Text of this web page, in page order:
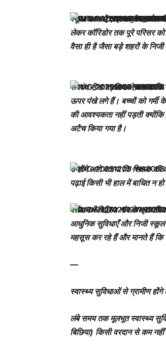
स्कूल भवन में टाइल्स और मार्बल
लेकर कॉरिडोर तक पूरे परिसर
वैसा ही है जैसा बड़े शहरों के
सरपंच रीना गड़तिया ने बताया
ऊपर पंखे लगे हैं। बच्चों को गर्मी के
की आवश्यकता नहीं पड़ती
अटैच किया गया है।
उन्होंने आगे बताया कि शिक्षक
पढ़ाई किसी भी हाल में बाधित न
वर्तमान में बिछिया गांव के
आधुनिक सुविधाएँ और निजी स्कूल
महसूस कर रहे हैं और मानते हैं
—
स्वास्थ्य सुविधाओं से ग्रामीण होंगे
लंबे समय तक मूलभूत स्वास्थ्य
बिछिया) किसी वरदान से कम नहीं